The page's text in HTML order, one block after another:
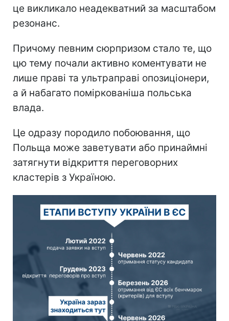
це викликало неадекватний за масштабом
резонанс.
Причому певним сюрпризом стало те, що
цю тему почали активно коментувати не
лише праві та ультраправі опозиціонери,
а й набагато поміркованіша польська
влада.
Це одразу породило побоювання, що
Польща може заветувати або принаймні
затягнути відкриття переговорних
кластерів з Україною.